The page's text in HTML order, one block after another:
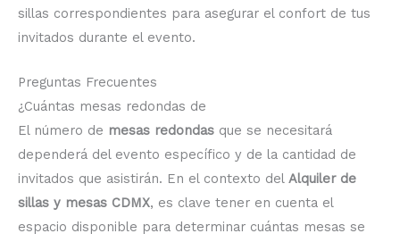
sillas correspondientes para asegurar el confort de tus
invitados durante el evento.
Preguntas Frecuentes
¿Cuántas mesas redondas de
El número de mesas redondas que se necesitará
dependerá del evento específico y de la cantidad de
invitados que asistirán. En el contexto del Alquiler de
sillas y mesas CDMX, es clave tener en cuenta el
espacio disponible para determinar cuántas mesas se